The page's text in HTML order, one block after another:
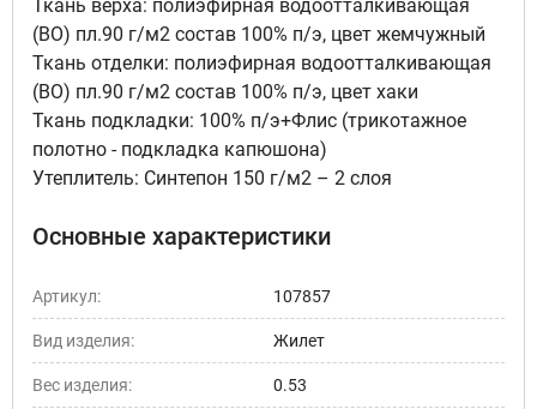
Ткань верха: полиэфирная водоотталкивающая
(ВО) пл.90 г/м2 состав 100% п/э, цвет жемчужный
Ткань отделки: полиэфирная водоотталкивающая
(ВО) пл.90 г/м2 состав 100% п/э, цвет хаки
Ткань подкладки: 100% п/э+Флис (трикотажное
полотно - подкладка капюшона)
Утеплитель: Синтепон 150 г/м2 – 2 слоя
Основные характеристики
Артикул: 107857
Вид изделия: Жилет
Вес изделия: 0.53